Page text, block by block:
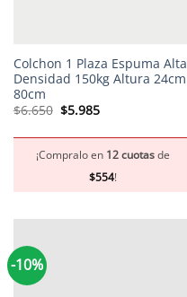
Colchon 1 Plaza Espuma Alta
Densidad 150kg Altura 24cm
80cm
$6.650 El
precio
era:
$6.650.
$5.985El
precio
es:
$5.985.
¡Compralo en 12 cuotasde
$554!
-10%